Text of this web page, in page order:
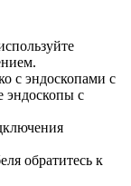
с эндоскопами с
эндоскопы с
обратитесь к